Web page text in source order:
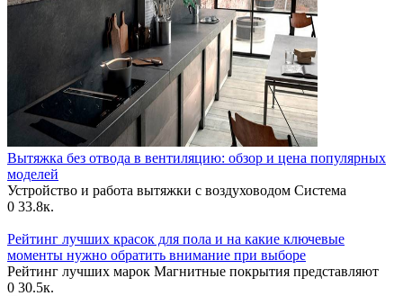
Вытяжка без отвода в вентиляцию: обзор и цена популярных
моделей
Устройство и работа вытяжки с воздуховодом Система
0 33.8к.
Рейтинг лучших красок для пола и на какие ключевые
моменты нужно обратить внимание при выборе
Рейтинг лучших марок Магнитные покрытия представляют
0 30.5к.